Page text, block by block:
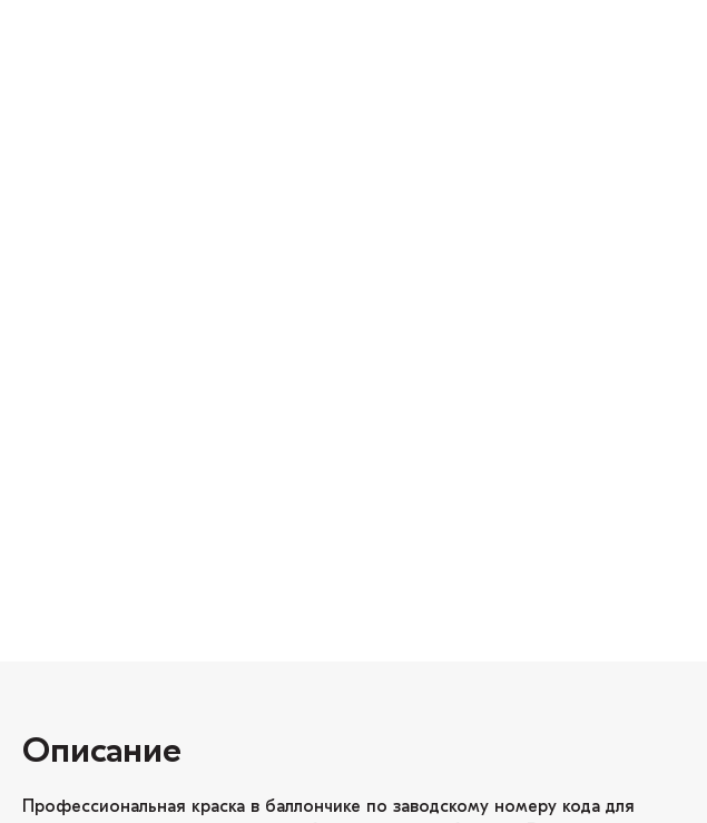
Описание
Профессиональная краска в баллончике по заводскому номеру кода для